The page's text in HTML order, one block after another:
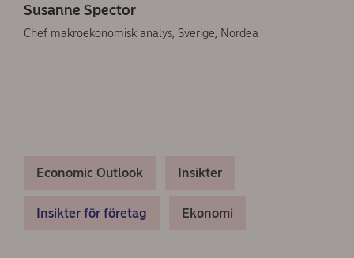
Susanne Spector
Chef makroekonomisk analys, Sverige, Nordea
Economic Outlook Insikter
Insikter för företag Ekonomi